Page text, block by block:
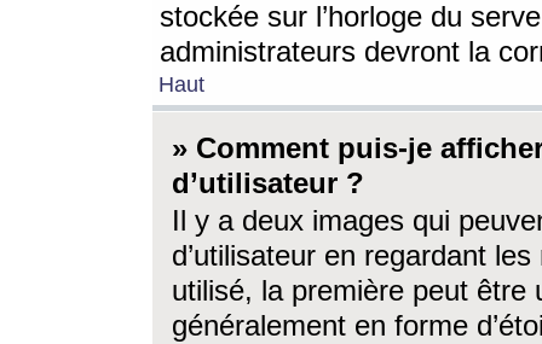
stockée sur l’horloge du
administrateurs devront la
Haut
» Comment puis-je
d’utilisateur ?
Il y a deux images qui
d’utilisateur en regardant
utilisé, la première peut être
généralement en forme